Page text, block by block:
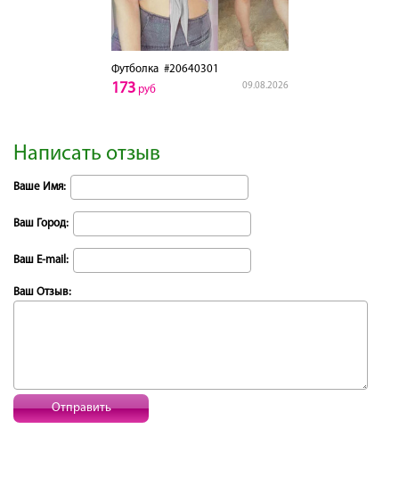
Футболка#20640301
09.08.2026
173руб
Написать отзыв
Ваше Имя:
Ваш Город:
Ваш E-mail:
Ваш Отзыв:
Отправить